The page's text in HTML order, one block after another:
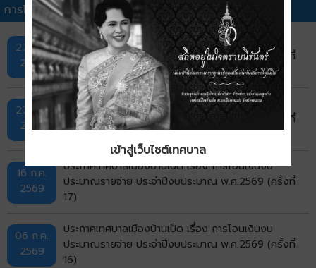
การโอนเงินงบประมาณรายจ่ายประจำปีอื่นๆ
27 ก.ค.
2569
ประกาศเทศบาลเมืองบ้านเป็ด เรื่อง การโอนเงินงบ
ประมาณรายจ่าย ประจำปีงบประมาณ พ.ศ.2569 (ครั้งที่
19)
27 ก.ค.
2569
ประกาศเทศบาลเมืองบ้านเป็ด เรื่อง การโอนเงินงบ
ประมาณรายจ่าย ประจำปีงบประมาณ พ.ศ.2569 (ครั้งที่
18)
16 ก.ค.
2569
ประกาศเทศบาลเมืองบ้านเป็ด เรื่อง การโอนเงินงบ
ประมาณรายจ่าย ประจำปีงบประมาณ พ.ศ.2569 (ครั้งที่
17)
06 ก.ค.
2569
ประกาศเทศบาลเมืองบ้านเป็ด เรื่อง การโอนเงินงบ
ประมาณรายจ่าย ประจำปีงบประมาณ พ.ศ.2569 (ครั้งที่
16)
เข้าสู่เว็บไซต์เทศบาล